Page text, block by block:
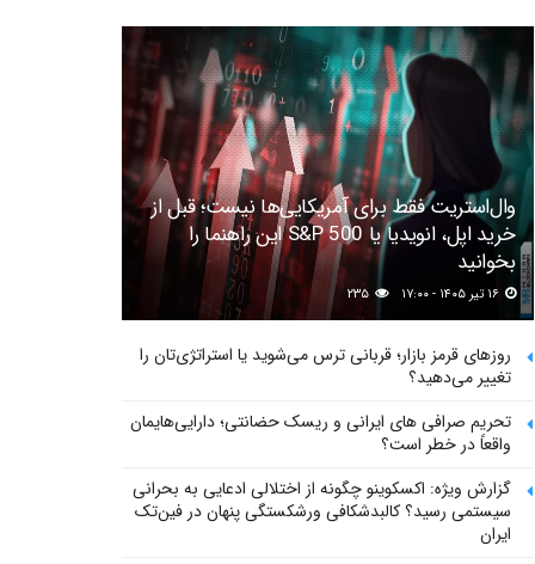
وال‌استریت فقط برای آمریکایی‌ها نیست؛ قبل از
خرید اپل، انویدیا یا S&P 500 این راهنما را
بخوانید
روزهای قرمز بازار؛ قربانی ترس می‌شوید یا استراتژی‌تان را
تغییر می‌دهید؟
تحریم صرافی های ایرانی و ریسک حضانتی؛ دارایی‌هایمان
واقعاً در خطر است؟
گزارش ویژه: اکسکوینو چگونه از اختلالی ادعایی به بحرانی
سیستمی رسید؟ کالبدشکافی ورشکستگی پنهان در فین‌تک
ایران